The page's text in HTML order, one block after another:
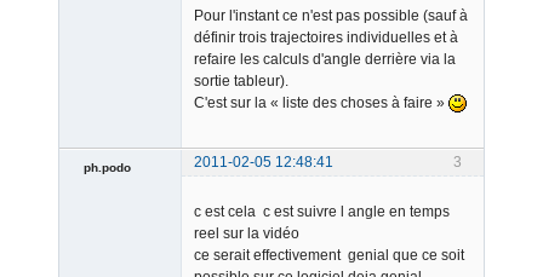
Pour l'instant ce n'est pas possible (sauf à
définir trois trajectoires individuelles et à
refaire les calculs d'angle derrière via la
sortie tableur).
C'est sur la « liste des choses à faire »
3
ph.podo
2011-02-05 12:48:41
c est cela c est suivre l angle en temps
reel sur la vidéo
ce serait effectivement genial que ce soit